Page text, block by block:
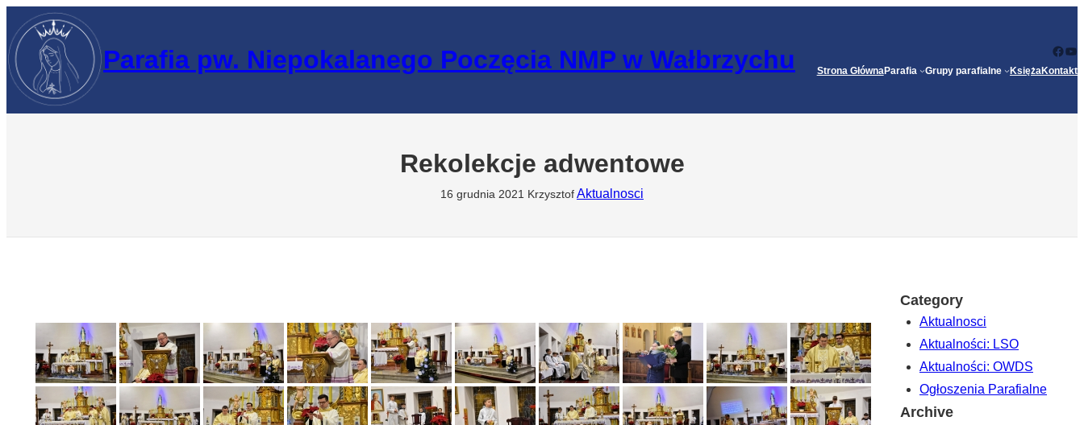
Przejdź
do
treści
Parafia pw. Niepokalanego Poczęcia NMP w Wałbrzychu Strona GłównaParafia Grupy parafialne KsiężaKontakt
Rekolekcje adwentowe
16 grudnia 2021 Krzysztof Aktualnosci
Category
Aktualnosci
Aktualności: LSO
Aktualności: OWDS
Ogłoszenia Parafialne
Archive